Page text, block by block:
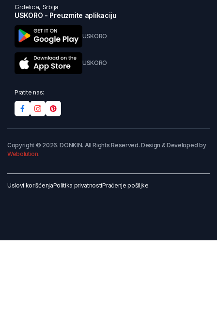
Grdelica, Srbija
USKORO - Preuzmite aplikaciju
USKORO
USKORO
Pratite nas:
Copyright © 2026. DONKIN. All Rights Reserved. Design & Developed by
Webolution.
Uslovi korišćenjaPolitika privatnostiPraćenje pošiljke